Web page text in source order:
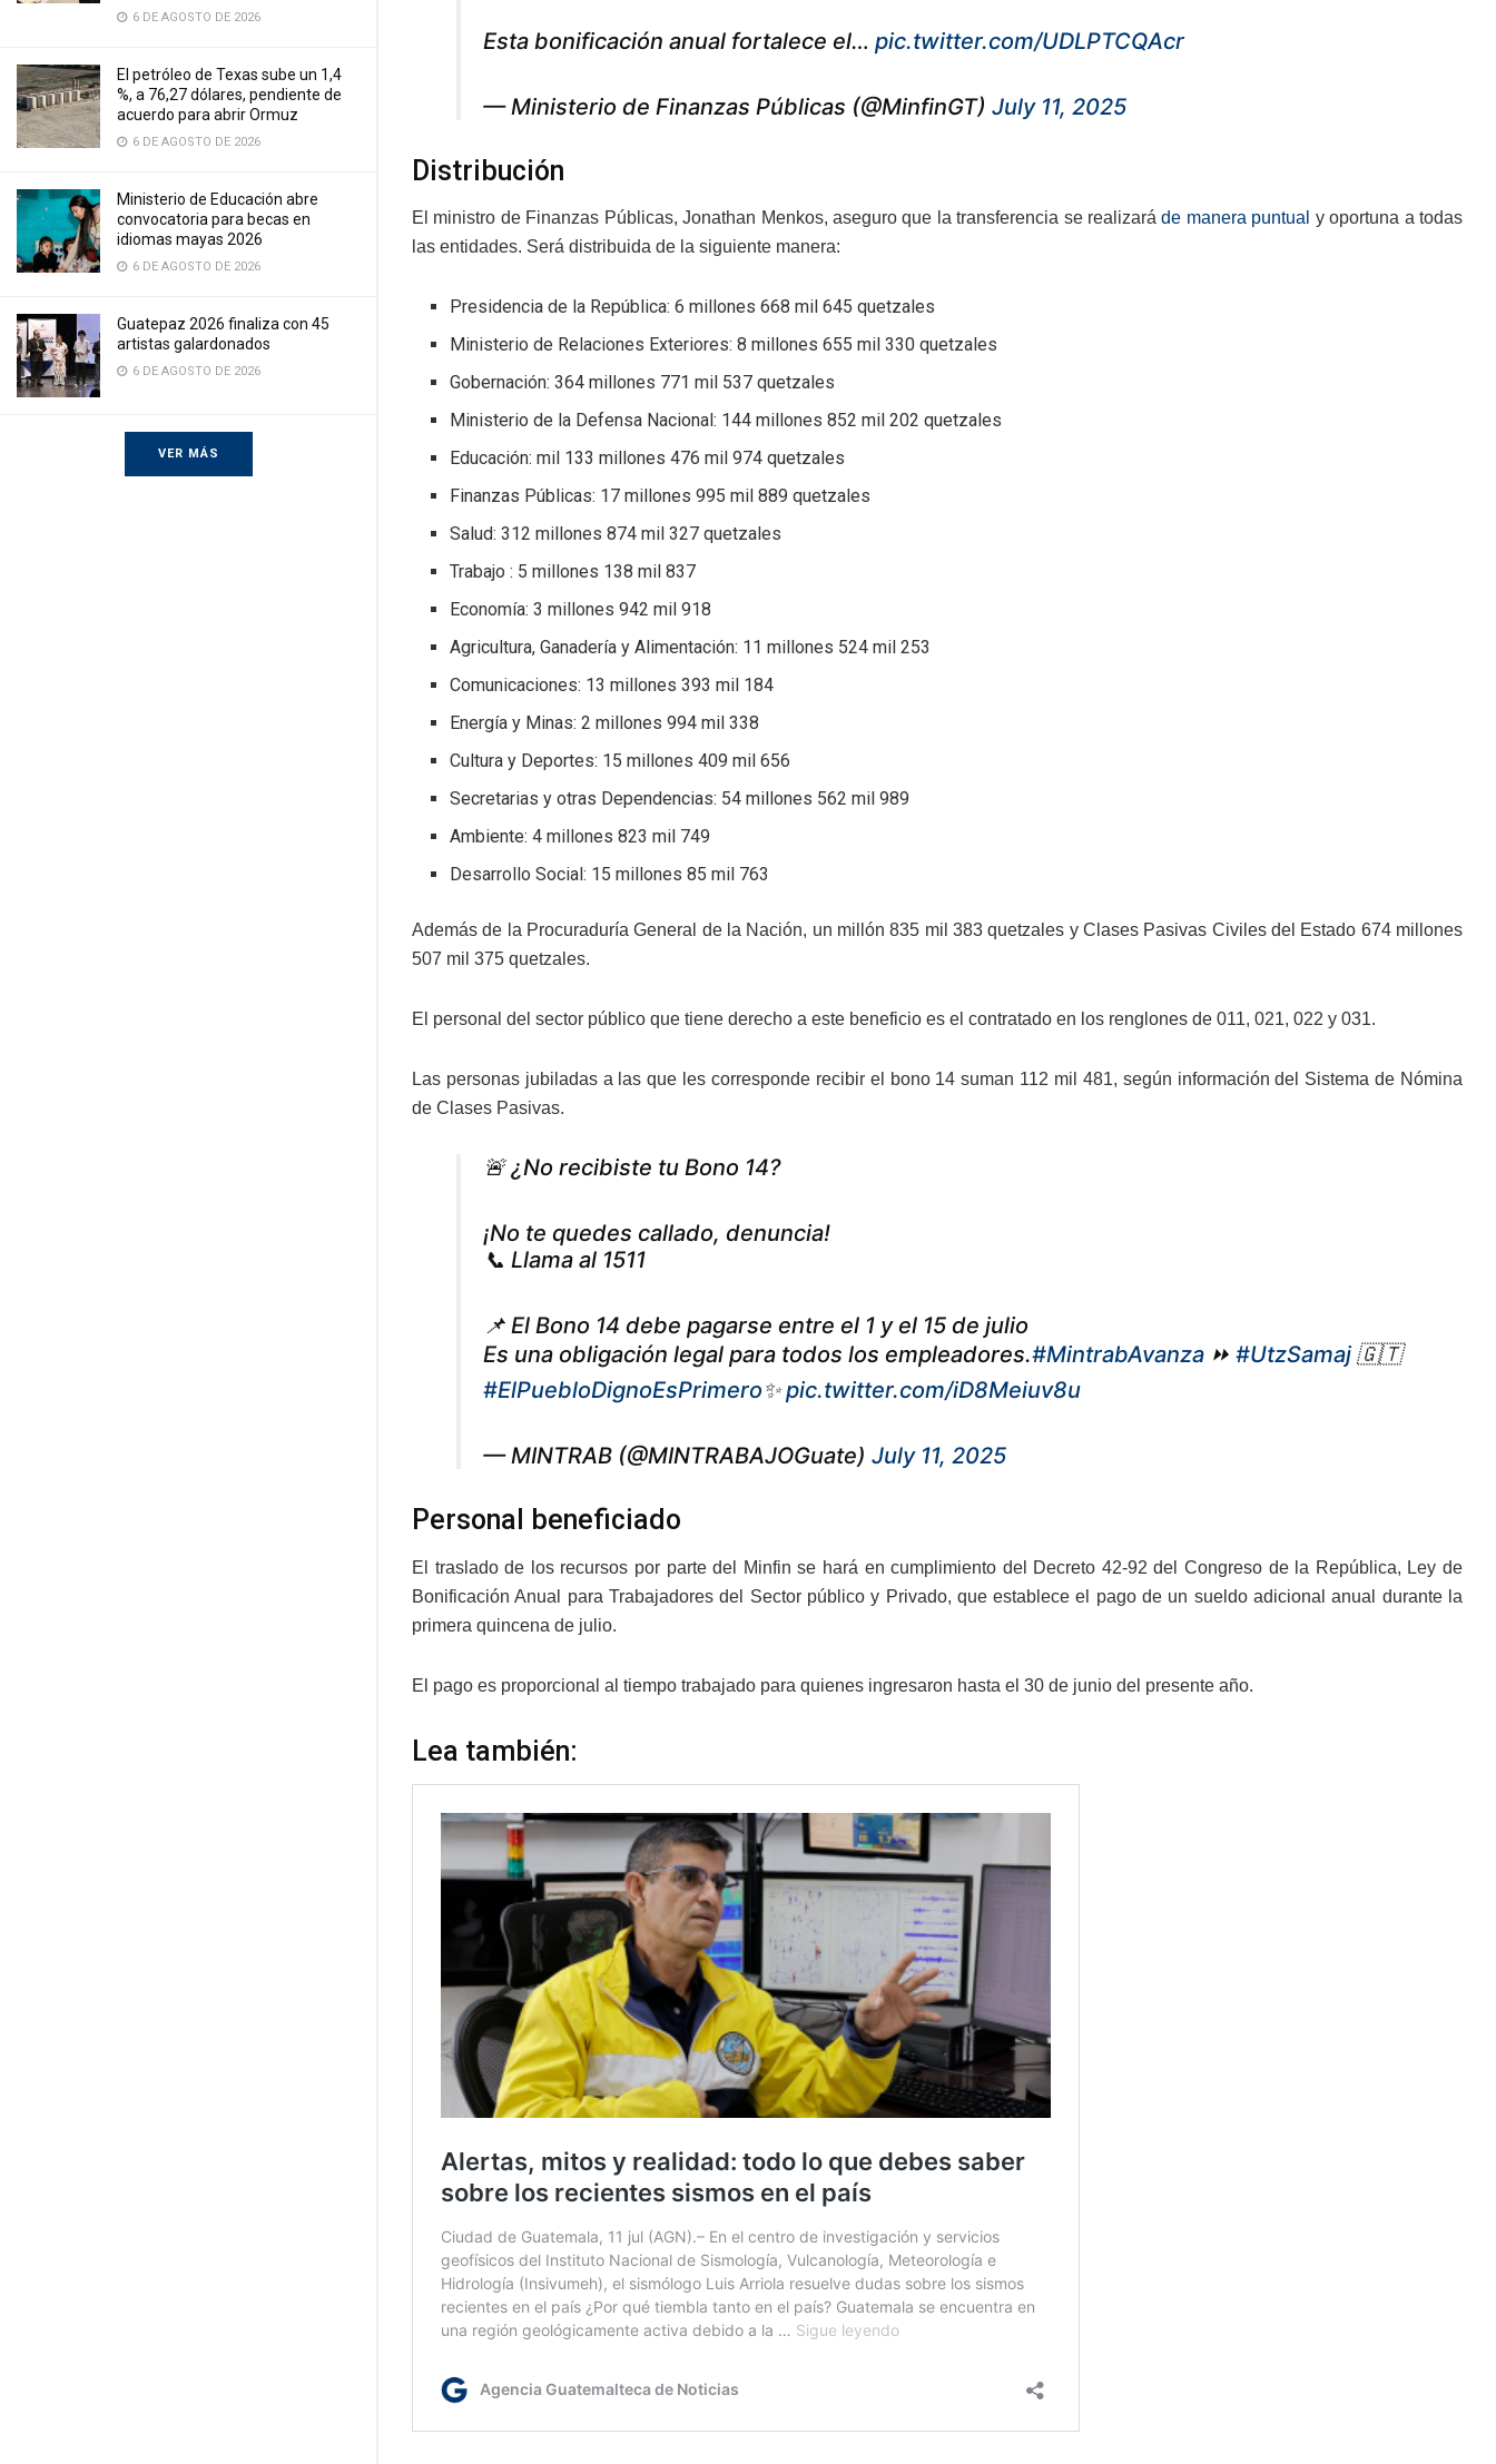
6 DE AGOSTO DE 2026
El petróleo de Texas sube un 1,4
%, a 76,27 dólares, pendiente de
acuerdo para abrir Ormuz
6 DE AGOSTO DE 2026
Ministerio de Educación abre
convocatoria para becas en
idiomas mayas 2026
6 DE AGOSTO DE 2026
Guatepaz 2026 finaliza con 45
artistas galardonados
6 DE AGOSTO DE 2026
VER MÁS
Esta bonificación anual fortalece el… pic.twitter.com/UDLPTCQAcr
— Ministerio de Finanzas Públicas (@MinfinGT) July 11, 2025
Distribución
El ministro de Finanzas Públicas, Jonathan Menkos, aseguro que la transferencia se realizaráde manera puntual y oportuna a todas
las entidades. Será distribuida de la siguiente manera:
Presidencia de la República: 6 millones 668 mil 645 quetzales
Ministerio de Relaciones Exteriores: 8 millones 655 mil 330 quetzales
Gobernación: 364 millones 771 mil 537 quetzales
Ministerio de la Defensa Nacional: 144 millones 852 mil 202 quetzales
Educación: mil 133 millones 476 mil 974 quetzales
Finanzas Públicas: 17 millones 995 mil 889 quetzales
Salud: 312 millones 874 mil 327 quetzales
Trabajo : 5 millones 138 mil 837
Economía: 3 millones 942 mil 918
Agricultura, Ganadería y Alimentación: 11 millones 524 mil 253
Comunicaciones: 13 millones 393 mil 184
Energía y Minas: 2 millones 994 mil 338
Cultura y Deportes: 15 millones 409 mil 656
Secretarias y otras Dependencias: 54 millones 562 mil 989
Ambiente: 4 millones 823 mil 749
Desarrollo Social: 15 millones 85 mil 763
Además de la Procuraduría General de la Nación, un millón 835 mil 383 quetzales y Clases Pasivas Civiles del Estado 674 millones
507 mil 375 quetzales.
El personal del sector público que tiene derecho a este beneficio es el contratado en los renglones de 011, 021, 022 y 031.
Las personas jubiladas a las que les corresponde recibir el bono 14 suman 112 mil 481, según información del Sistema de Nómina
de Clases Pasivas.
🚨 ¿No recibiste tu Bono 14?
¡No te quedes callado, denuncia!
📞 Llama al 1511
📌 El Bono 14 debe pagarse entre el 1 y el 15 de julio
Es una obligación legal para todos los empleadores.#MintrabAvanza ⏩ #UtzSamaj 🇬🇹
#ElPuebloDignoEsPrimero✨pic.twitter.com/iD8Meiuv8u
— MINTRAB (@MINTRABAJOGuate) July 11, 2025
Personal beneficiado
El traslado de los recursos por parte del Minfin se hará en cumplimiento del Decreto 42-92 del Congreso de la República, Ley de
Bonificación Anual para Trabajadores del Sector público y Privado, que establece el pago de un sueldo adicional anual durante la
primera quincena de julio.
El pago es proporcional al tiempo trabajado para quienes ingresaron hasta el 30 de junio del presente año.
Lea también: